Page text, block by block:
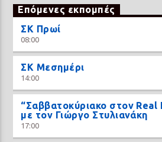
Επόμενες εκπομπές
ΣΚ Πρωί
08:00
ΣΚ Μεσημέρι
14:00
“Σαββατοκύριακο στον Real
με τον Γιώργο Στυλιανάκη
17:00